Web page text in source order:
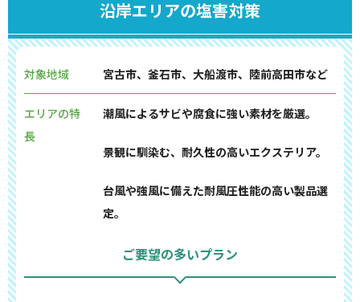
沿岸エリアの塩害対策
対象地域 宮古市、釜石市、大船渡市、陸前高田市など
エリアの特
長
潮風によるサビや腐食に強い素材を厳選。
景観に馴染む、耐久性の高いエクステリア。
台風や強風に備えた耐風圧性能の高い製品選
定。
ご要望の多いプラン